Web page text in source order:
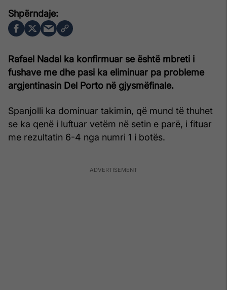
Rafael Nadal ka konfirmuar se është mbreti i
fushave me dhe pasi ka eliminuar pa probleme
argjentinasin Del Porto në gjysmëfinale.
Spanjolli ka dominuar takimin, që mund të thuhet
se ka qenë i luftuar vetëm në setin e parë, i fituar
me rezultatin 6-4 nga numri 1 i botës.